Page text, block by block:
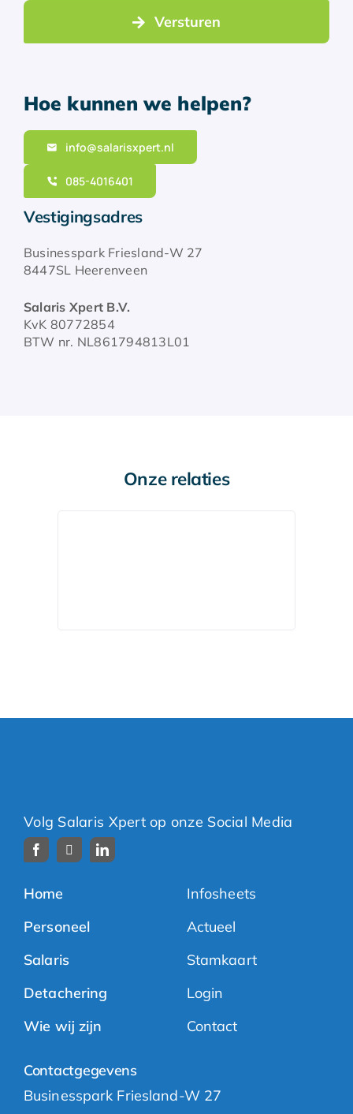
Versturen
Hoe kunnen we helpen?
info@salarisxpert.nl
085-4016401
Vestigingsadres
Businesspark Friesland-W 27
8447SL Heerenveen
Salaris Xpert B.V.
KvK 80772854
BTW nr. NL861794813L01
Onze relaties
Volg Salaris Xpert op onze Social Media
Home
Personeel
Salaris
Detachering
Wie wij zijn
Infosheets
Actueel
Stamkaart
Login
Contact
Contactgegevens
Businesspark Friesland-W 27